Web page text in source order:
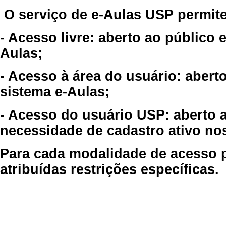
O serviço de e-Aulas USP
- Acesso livre: aberto ao público
Aulas;
- Acesso à área do usuário:
sistema e-Aulas;
- Acesso do usuário USP: aberto
necessidade de cadastro ativo
Para cada modalidade de
atribuídas restrições específicas.